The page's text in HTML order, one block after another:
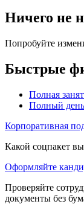
Ничего не
Попробуйте
Быстрые
Полная
Полный день
Корпоративная
Какой соцпакет
Оформляйте
Проверяйте
документы без